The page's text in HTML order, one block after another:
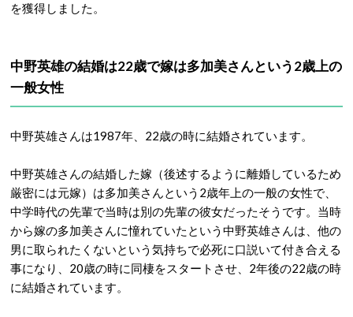
を獲得しました。
中野英雄の結婚は22歳で嫁は多加美さんという2歳上の
一般女性
中野英雄さんは1987年、22歳の時に結婚されています。
中野英雄さんの結婚した嫁（後述するように離婚しているため
厳密には元嫁）は多加美さんという2歳年上の一般の女性で、
中学時代の先輩で当時は別の先輩の彼女だったそうです。当時
から嫁の多加美さんに憧れていたという中野英雄さんは、他の
男に取られたくないという気持ちで必死に口説いて付き合える
事になり、20歳の時に同棲をスタートさせ、2年後の22歳の時
に結婚されています。